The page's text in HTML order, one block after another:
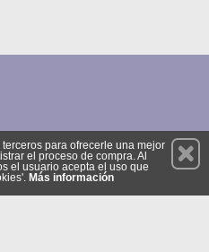
Suscríbete
para ofrecerle una mejor
el proceso de compra. Al
el usuario acepta el uso que
Más información